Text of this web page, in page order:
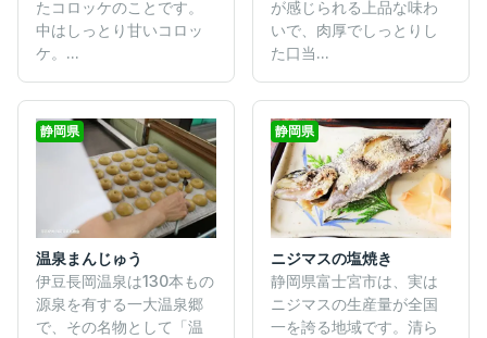
たコロッケのことです。
中はしっとり甘いコロッ
ケ。...
が感じられる上品な味わ
いで、肉厚でしっとりし
た口当...
静岡県
温泉まんじゅう
伊豆長岡温泉は130本もの
源泉を有する一大温泉郷
で、その名物として「温
静岡県
ニジマスの塩焼き
静岡県富士宮市は、実は
ニジマスの生産量が全国
一を誇る地域です。清ら